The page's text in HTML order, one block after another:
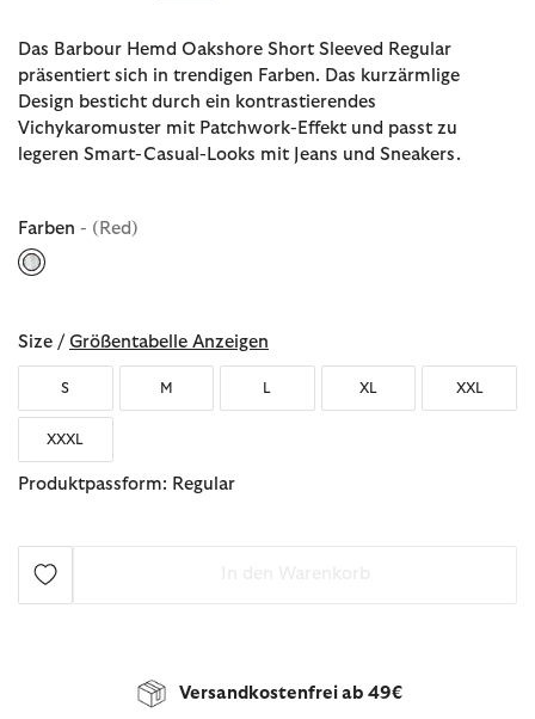
Das Barbour Hemd Oakshore Short Sleeved Regular
präsentiert sich in trendigen Farben. Das kurzärmlige
Design besticht durch ein kontrastierendes
Vichykaromuster mit Patchwork-Effekt und passt zu
legeren Smart-Casual-Looks mit Jeans und Sneakers.
Farben - (Red)
Size / Größentabelle Anzeigen
S M L XL XXL
XXXL
Produktpassform: Regular
Versandkostenfrei ab 49€